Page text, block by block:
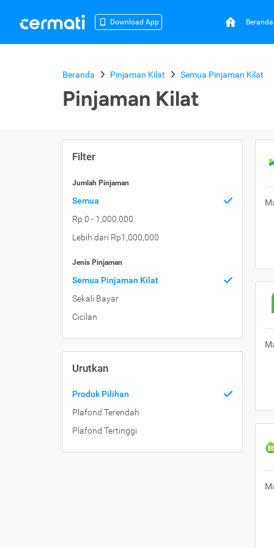
Download App Beranda
Beranda Pinjaman Kilat Semua Pinjaman Kilat
Pinjaman Kilat
Filter
Jumlah Pinjaman
Semua
Rp 0 - 1,000,000
Lebih dari Rp1,000,000
Jenis Pinjaman
Semua Pinjaman Kilat
Sekali Bayar
Cicilan
Urutkan
Produk Pilihan
Plafond Terendah
Plafond Tertinggi